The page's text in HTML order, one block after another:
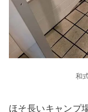
和
ほそ長いキャンプ